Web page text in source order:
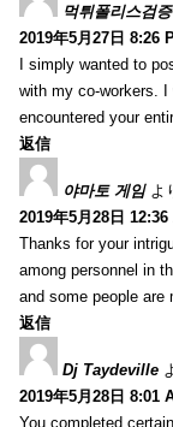
먹튀폴리스검
2019年5月27日 8:26
I simply wanted to
with my co-workers.
encountered your
返信
야마토 게임 よ
2019年5月28日 12:36
Thanks for your
among personnel in
and some people are
返信
Dj Taydeville
2019年5月28日 8:01
You completed